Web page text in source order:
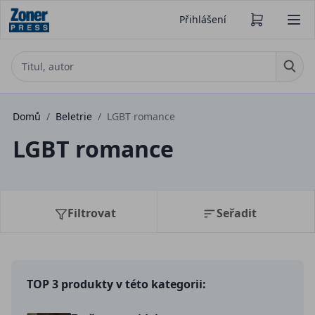
Přihlášení
Domů / Beletrie / LGBT romance
LGBT romance
Filtrovat Seřadit
TOP 3 produkty v této kategorii: